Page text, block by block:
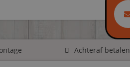
Achteraf betalen